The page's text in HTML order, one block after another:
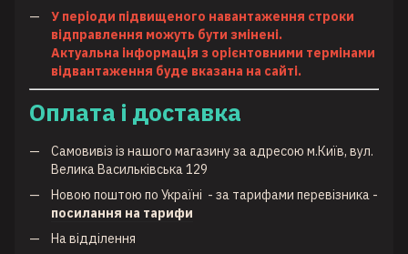
У періоди підвищеного навантаження строки
відправлення можуть бути змінені.
Актуальна інформація з орієнтовними термінами
відвантаження буде вказана на сайті.
Оплата і доставка
Самовивіз із нашого магазину за адресою м.Київ, вул.
Велика Васильківська 129
Новою поштою по Україні - за тарифами перевізника -
посилання на тарифи
На відділення